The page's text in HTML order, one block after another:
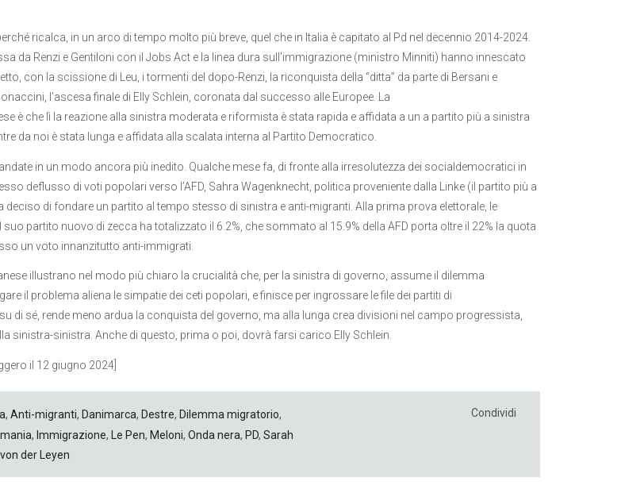
ricalca, in un arco di tempo molto più breve, quel che in Italia è capitato al Pd nel decennio 2014-2024.
da Renzi e Gentiloni con il Jobs Act e la linea dura sull’immigrazione (ministro Minniti) hanno innescato
con la scissione di Leu, i tormenti del dopo-Renzi, la riconquista della “ditta” da parte di Bersani e
l’ascesa finale di Elly Schlein, coronata dal successo alle Europee. La
è che lì la reazione alla sinistra moderata e riformista è stata rapida e affidata a un a partito più a sinistra
da noi è stata lunga e affidata alla scalata interna al Partito Democratico.
in un modo ancora più inedito. Qualche mese fa, di fronte alla irresolutezza dei socialdemocratici in
deflusso di voti popolari verso l’AFD, Sahra Wagenknecht, politica proveniente dalla Linke (il partito più a
deciso di fondare un partito al tempo stesso di sinistra e anti-migranti. Alla prima prova elettorale, le
partito nuovo di zecca ha totalizzato il 6.2%, che sommato al 15.9% della AFD porta oltre il 22% la quota
un voto innanzitutto anti-immigrati.
illustrano nel modo più chiaro la crucialità che, per la sinistra di governo, assume il dilemma
il problema aliena le simpatie dei ceti popolari, e finisce per ingrossare le file dei partiti di
di sé, rende meno ardua la conquista del governo, ma alla lunga crea divisioni nel campo progressista,
sinistra-sinistra. Anche di questo, prima o poi, dovrà farsi carico Elly Schlein.
il 12 giugno 2024]
, Anti-migranti, Danimarca, Destre, Dilemma migratorio,
, Immigrazione, Le Pen, Meloni, Onda nera, PD, Sarah
der Leyen
Condividi